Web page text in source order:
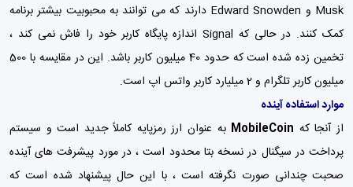
Musk و Edward Snowden دارند که می توانند به محبوبیت بیشتر برنامه
کمک کنند. در حالی که Signal اندازه پایگاه کاربر خود را فاش نمی کند ،
تخمین زده شده است که حدود 40 میلیون کاربر باشد. این در مقایسه با 500
میلیون کاربر تلگرام و 2 میلیارد کاربر واتس اپ است.
موارد استفاده آینده
از آنجا که MobileCoin به عنوان ارز رمزپایه کاملاً جدید است و سیستم
پرداخت در سیگنال در نسخه بتا محدود است ، در مورد پیشرفت های آینده
صحبت چندانی صورت نگرفته است ، با این حال پیشنهاد شده است که